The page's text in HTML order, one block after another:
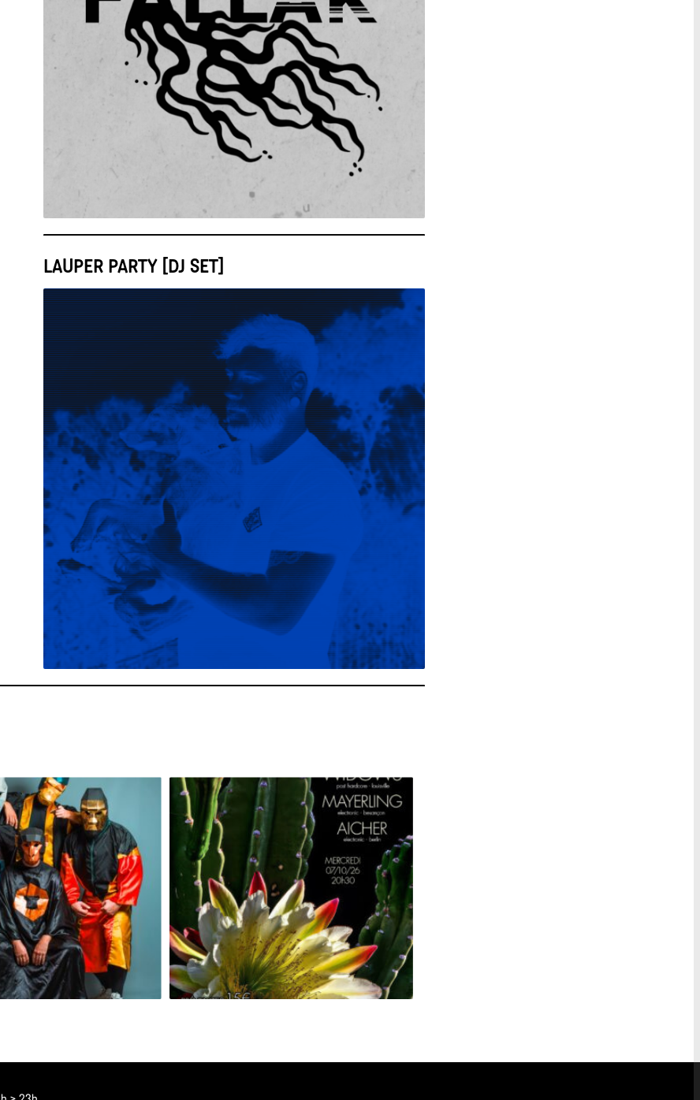
LAUPER PARTY [DJ SET]
GRAND SINGE [RELEASE PARTY] YOUNG WIDOWS + MAYERLING + AICHER